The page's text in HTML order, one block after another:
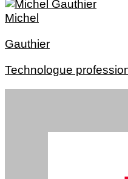
Michel
Gauthier
Technologue